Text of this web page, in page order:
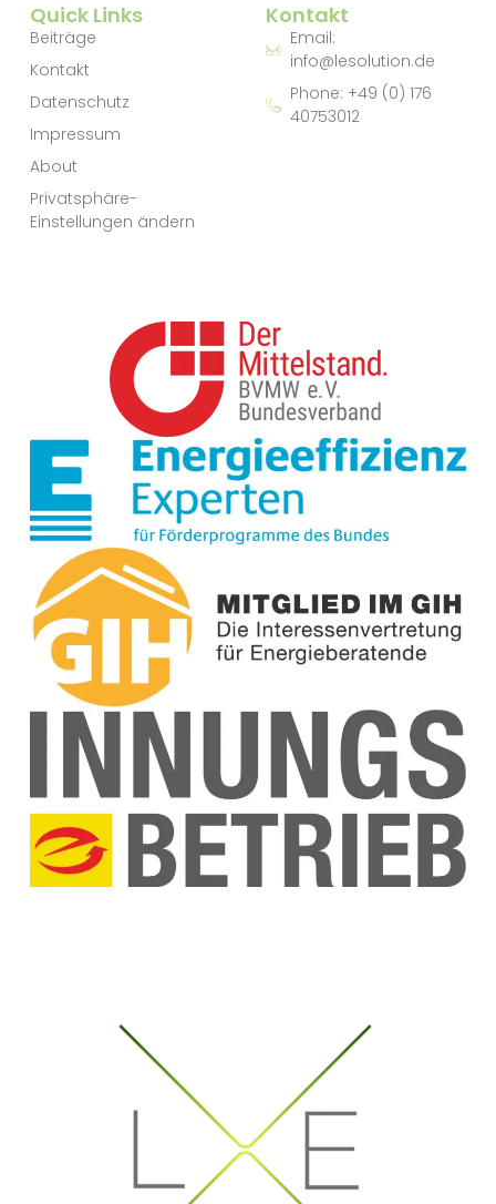
Quick Links
Beiträge
Kontakt
Datenschutz
Impressum
About
Privatsphäre-
Einstellungen ändern
Kontakt
Email:
info@lesolution.de
Phone: +49 (0) 176
40753012